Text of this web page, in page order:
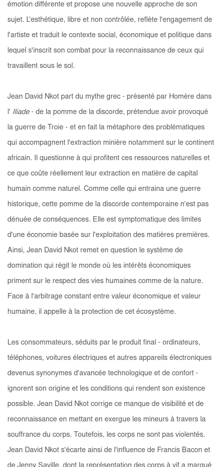
émotion différente et propose une nouvelle approche de son
sujet. L'esthétique, libre et non contrôlée, reflète l'engagement de
l'artiste et traduit le contexte social, économique et politique dans
lequel s'inscrit son combat pour la reconnaissance de ceux qui
travaillent sous le sol.
Jean David Nkot part du mythe grec - présenté par Homère dans
l' Iliade - de la pomme de la discorde, prétendue avoir provoqué
la guerre de Troie - et en fait la métaphore des problématiques
qui accompagnent l'extraction minière notamment sur le continent
africain. Il questionne à qui profitent ces ressources naturelles et
ce que coûte réellement leur extraction en matière de capital
humain comme naturel. Comme celle qui entraina une guerre
historique, cette pomme de la discorde contemporaine n'est pas
dénuée de conséquences. Elle est symptomatique des limites
d'une économie basée sur l'exploitation des matières premières.
Ainsi, Jean David Nkot remet en question le système de
domination qui régit le monde où les intérêts économiques
priment sur le respect des vies humaines comme de la nature.
Face à l'arbitrage constant entre valeur économique et valeur
humaine, il appelle à la protection de cet écosystème.
Les consommateurs, séduits par le produit final - ordinateurs,
téléphones, voitures électriques et autres appareils électroniques
devenus synonymes d'avancée technologique et de confort -
ignorent son origine et les conditions qui rendent son existence
possible. Jean David Nkot corrige ce manque de visibilité et de
reconnaissance en mettant en exergue les mineurs à travers la
souffrance du corps. Toutefois, les corps ne sont pas violentés.
Jean David Nkot s'écarte ainsi de l'influence de Francis Bacon et